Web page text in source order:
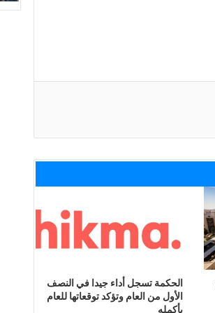
الحكمة تسجل أداء جيدا في النصف
الأول من العام وتؤكد توقعاتها للعام
بأكمله